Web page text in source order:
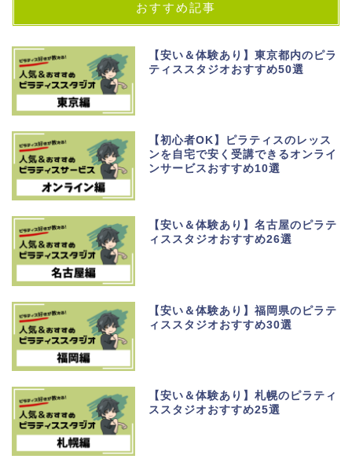
おすすめ記事
【安い＆体験あり】東京都内のピラ
ティススタジオおすすめ50選
【初心者OK】ピラティスのレッス
ンを自宅で安く受講できるオンライ
ンサービスおすすめ10選
【安い＆体験あり】名古屋のピラテ
ィススタジオおすすめ26選
【安い＆体験あり】福岡県のピラテ
ィススタジオおすすめ30選
【安い＆体験あり】札幌のピラティ
ススタジオおすすめ25選